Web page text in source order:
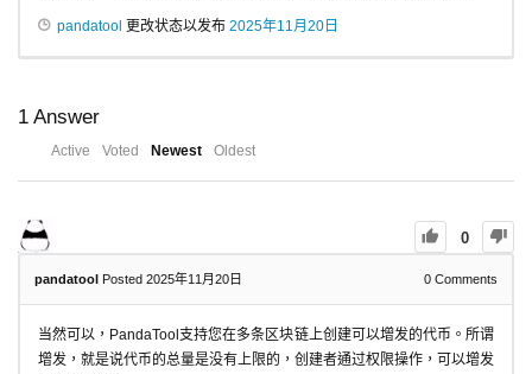
pandatool 更改状态以发布 2025年11月20日
1 Answer
Active Voted Newest Oldest
0
pandatool Posted 2025年11月20日 0 Comments
当然可以，PandaTool支持您在多条区块链上创建可以增发的代币。所谓
增发，就是说代币的总量是没有上限的，创建者通过权限操作，可以增发